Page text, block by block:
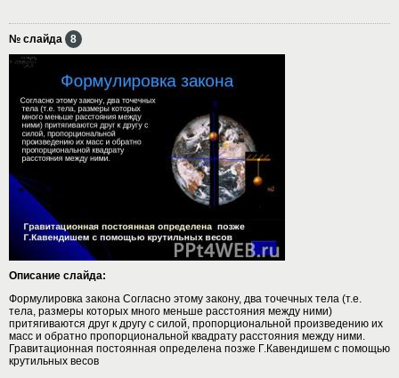
№ слайда 8
Описание слайда:
Формулировка закона Согласно этому закону, два точечных тела (т.е.
тела, размеры которых много меньше расстояния между ними)
притягиваются друг к другу с силой, пропорциональной произведению их
масс и обратно пропорциональной квадрату расстояния между ними.
Гравитационная постоянная определена позже Г.Кавендишем с помощью
крутильных весов